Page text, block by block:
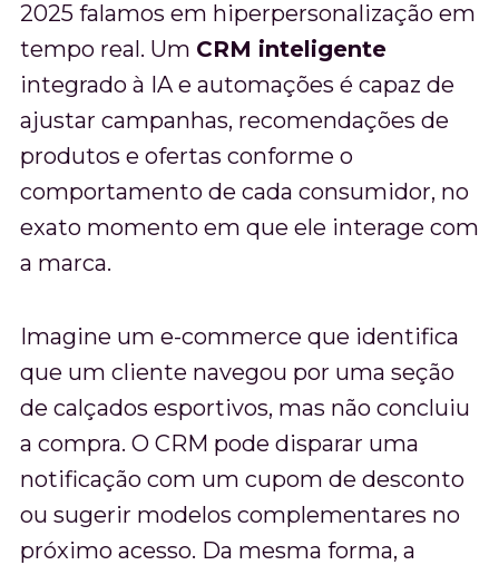
2025 falamos em hiperpersonalização em
tempo real. Um CRM inteligente
integrado à IA e automações é capaz de
ajustar campanhas, recomendações de
produtos e ofertas conforme o
comportamento de cada consumidor, no
exato momento em que ele interage com
a marca.
Imagine um e-commerce que identifica
que um cliente navegou por uma seção
de calçados esportivos, mas não concluiu
a compra. O CRM pode disparar uma
notificação com um cupom de desconto
ou sugerir modelos complementares no
próximo acesso. Da mesma forma, a